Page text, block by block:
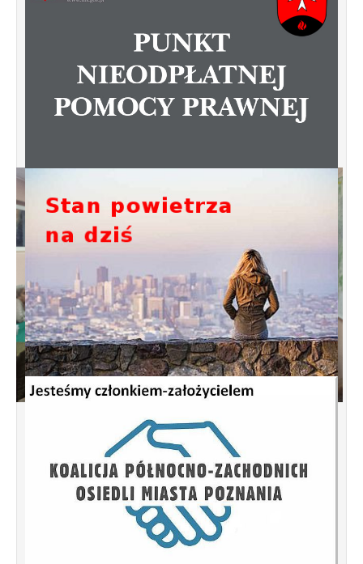
Spotkanie informacyjne w sprawie terenu
przy ulicy Przytocznej